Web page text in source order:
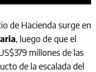
de Hacienda surge en
, luego de que el
millones de las
de la escalada del